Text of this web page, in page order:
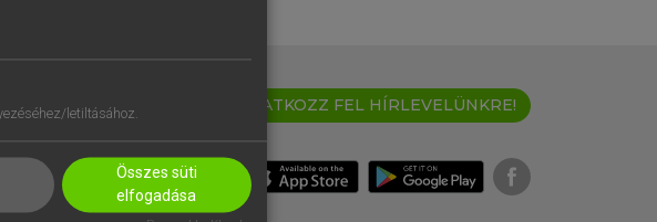
IRATKOZZ FEL HÍRLEVELÜNKRE!
letiltásához.
Összes süti
elfogadása